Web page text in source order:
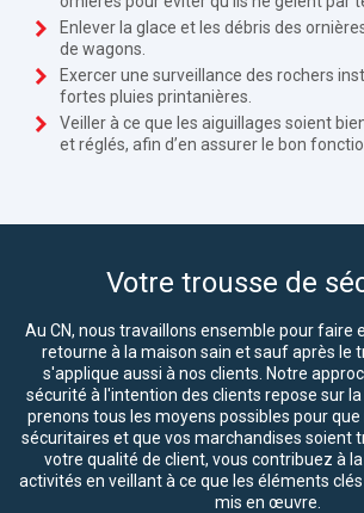
Enlever la glace et les débris des
de wagons.
Exercer une surveillance des rochers
fortes pluies printanières.
Veiller à ce que les aiguillages soient
et réglés, afin d’en assurer le bon
Votre trousse de
Au CN, nous travaillons ensemble pour faire
retourne à la maison sain et sauf après le
s'applique aussi à nos clients. Notre
sécurité à l'intention des clients repose sur
prenons tous les moyens possibles pour
sécuritaires et que vos marchandises soient
votre qualité de client, vous contribuez à
activités en veillant à ce que les éléments
mis en œuvre.